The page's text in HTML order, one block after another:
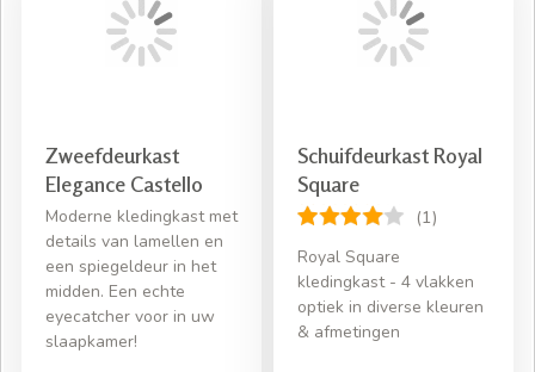
Zweefdeurkast
Elegance Castello
Moderne kledingkast met
details van lamellen en
een spiegeldeur in het
midden. Een echte
eyecatcher voor in uw
slaapkamer!
Schuifdeurkast Royal
Square
(1)
Royal Square
kledingkast - 4 vlakken
optiek in diverse kleuren
& afmetingen